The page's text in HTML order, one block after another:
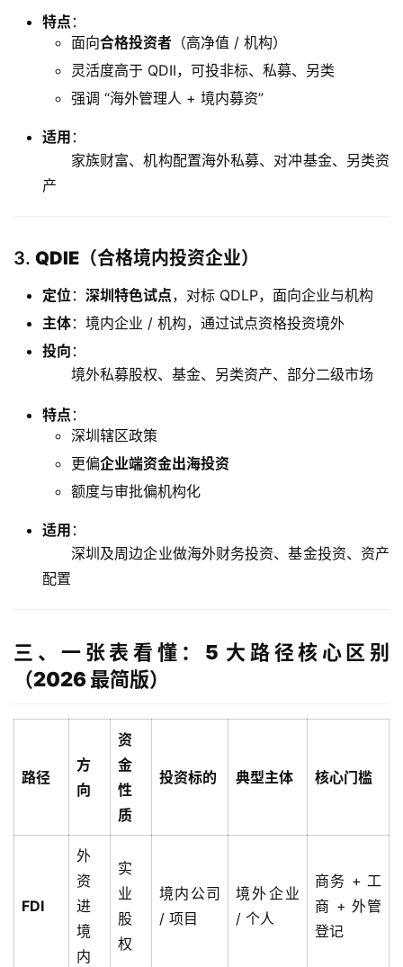
特点 ：
面向合格投资者 （高净值 / 机构）
灵活度高于 QDII，可投非标、私募、另类
强调 “海外管理人 + 境内募资”
适用 ：
家族财富、机构配置海外私募、对冲基金、另类资
产
3. QDIE（合格境内投资企业）
定位： 深圳特色试点，对标 QDLP，面向企业与机构
主体：境内企业 / 机构，通过试点资格投资境外
投向 ：
境外私募股权、基金、另类资产、部分二级市场
特点 ：
深圳辖区政策
更偏企业端资金出海投资
额度与审批偏机构化
适用 ：
深圳及周边企业做海外财务投资、基金投资、资产
配置
三、一张表看懂：5 大路径核心区别
（2026 最简版）
路径
方
向
资
金
性
质
投资标的 典型主体 核心门槛
FDI
外
资
进
境
内
实
业
股
权
境内公司
/ 项目
境外企业
/ 个人
商务 + 工
商 + 外管
登记